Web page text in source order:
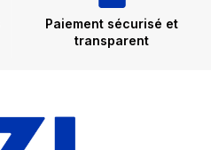
Paiement sécurisé et
transparent